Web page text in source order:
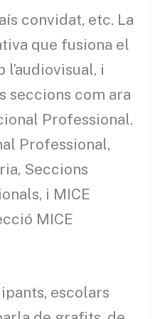
convidat, etc. La
que fusiona el
i
seccions com ara
Professional.
Professional,
Seccions
i MICE
MICE
escolars